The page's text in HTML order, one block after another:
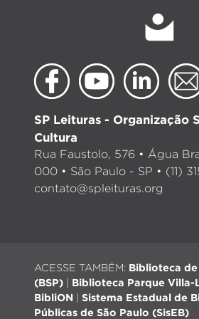
SP Leituras - Organização
Cultura
Rua Faustolo, 576 • Água
000 • São Paulo - SP • (11)
contato@spleituras.org
ACESSE TAMBÉM: Biblioteca de
(BSP)
Biblioteca Parque Villa-
BibliON
Sistema Estadual de
Públicas de São Paulo (SisEB)